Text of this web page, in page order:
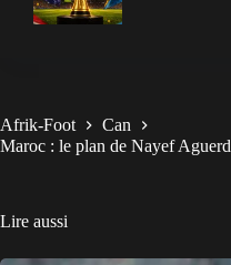
Afrik-Foot
Can
Maroc : le plan de Nayef
Lire aussi